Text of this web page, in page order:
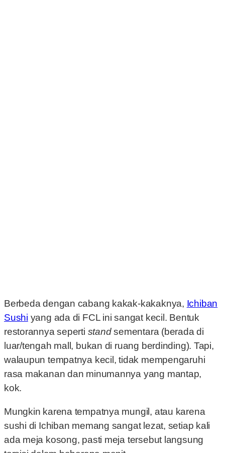
Berbeda dengan cabang kakak-kakaknya, Ichiban
Sushi yang ada di FCL ini sangat kecil. Bentuk
restorannya seperti standsementara (berada di
luar/tengah mall, bukan di ruang berdinding). Tapi,
walaupun tempatnya kecil, tidak mempengaruhi
rasa makanan dan minumannya yang mantap,
kok.
Mungkin karena tempatnya mungil, atau karena
sushi di Ichiban memang sangat lezat, setiap kali
ada meja kosong, pasti meja tersebut langsung